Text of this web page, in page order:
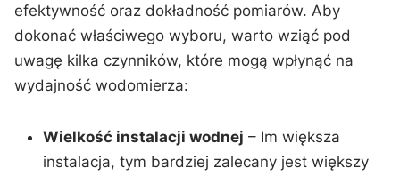
efektywność oraz dokładność ‌pomiarów. Aby
dokonać właściwego wyboru, warto wziąć pod
uwagę kilka czynników, które mogą wpłynąć na
wydajność wodomierza:
Wielkość instalacji wodnej – Im większa
⁣instalacja, tym bardziej zalecany ⁣jest większy